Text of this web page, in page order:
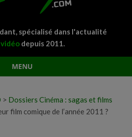
spécialisé dans l'actualité
depuis 2011.
MENU
> Dossiers Cinéma : sagas et films
film comique de l’année 2011 ?